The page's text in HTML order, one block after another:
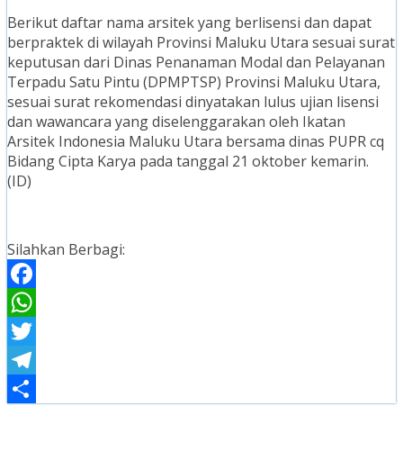
Berikut daftar nama arsitek yang berlisensi dan dapat
berpraktek di wilayah Provinsi Maluku Utara sesuai surat
keputusan dari Dinas Penanaman Modal dan Pelayanan
Terpadu Satu Pintu (DPMPTSP) Provinsi Maluku Utara,
sesuai surat rekomendasi dinyatakan lulus ujian lisensi
dan wawancara yang diselenggarakan oleh Ikatan
Arsitek Indonesia Maluku Utara bersama dinas PUPR cq
Bidang Cipta Karya pada tanggal 21 oktober kemarin.
(ID)
Silahkan Berbagi:
Facebook
WhatsApp
Twitter
Telegram